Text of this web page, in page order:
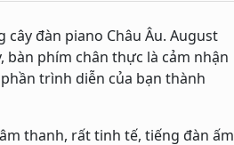
đàn piano Châu Âu. August
phím chân thực là cảm nhận
trình diễn của bạn thành
thanh, rất tinh tế, tiếng đàn ấm